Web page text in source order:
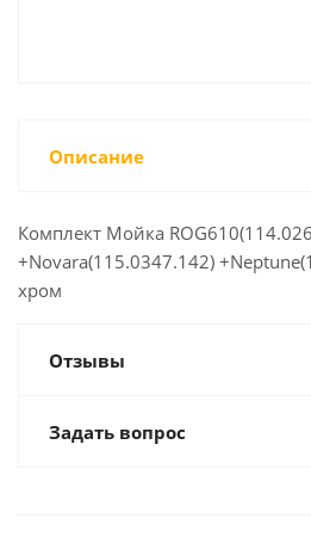
Описание
Комплект Мойка
+Novara(115.0347.142)
хром
Отзывы
Задать вопрос